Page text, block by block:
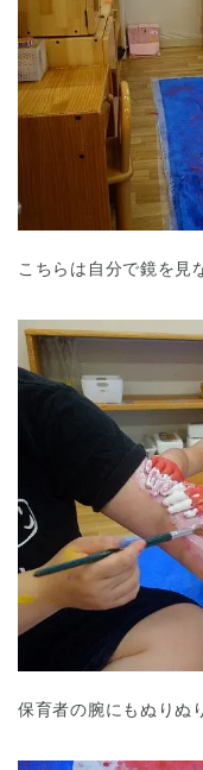
こちらは自分で鏡を見
保育者の腕にもぬりぬ